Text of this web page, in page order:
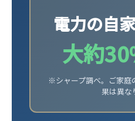
電力の自
大約
※シャープ調べ。ご家庭
果は異な